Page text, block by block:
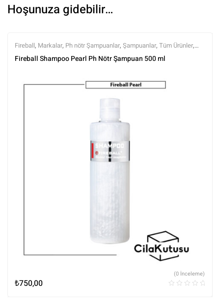
Hoşunuza gidebilir…
Fireball, Markalar, Ph nötr Şampuanlar, Şampuanlar, Tüm Ürünler,
Tüm Ürünler,Yıkama Ürünleri
Fireball Shampoo Pearl Ph Nötr Şampuan 500 ml
₺750,00
(0 İnceleme)